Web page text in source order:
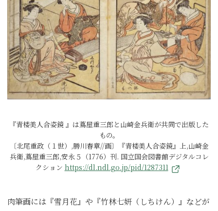
『青楼美人合姿鏡 』は蔦屋重三郎と山崎金兵衛が共同で出版した
もの。
〔北尾重政（１世）,勝川春章//画〕『青楼美人合姿鏡』上,山崎金
兵衛,蔦屋重三郎,安永５（1776）刊. 国立国会図書館デジタルコレ
クション https://dl.ndl.go.jp/pid/1287311
肉筆画には『雪月花』や『竹林七妍（しちけん）』などが